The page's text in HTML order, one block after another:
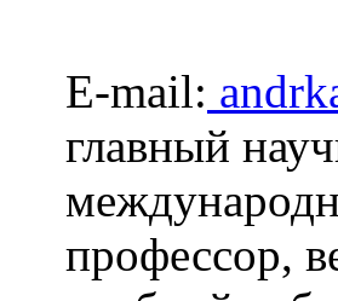
E-mail:
главный
профессор,